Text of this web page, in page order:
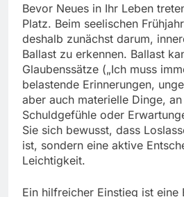
Bevor Neues in Ihr Leben
Platz. Beim seelischen
deshalb zunächst darum,
Ballast zu erkennen. Ballast
Glaubenssätze („Ich muss
belastende Erinnerungen,
aber auch materielle Dinge,
Schuldgefühle oder
Sie sich bewusst, dass
ist, sondern eine aktive
Leichtigkeit.
Ein hilfreicher Einstieg ist eine